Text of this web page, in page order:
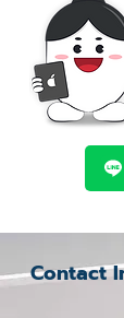
Contact